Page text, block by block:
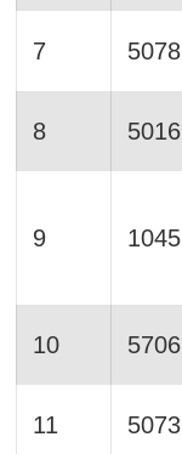
7 5078
8 5016
9 1045
10 5706
11 5073